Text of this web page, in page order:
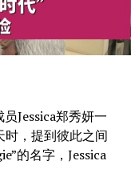
Jessica郑秀妍一
时，提到彼此之间
的名字，Jessica